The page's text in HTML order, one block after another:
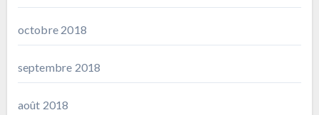
octobre 2018
septembre 2018
août 2018